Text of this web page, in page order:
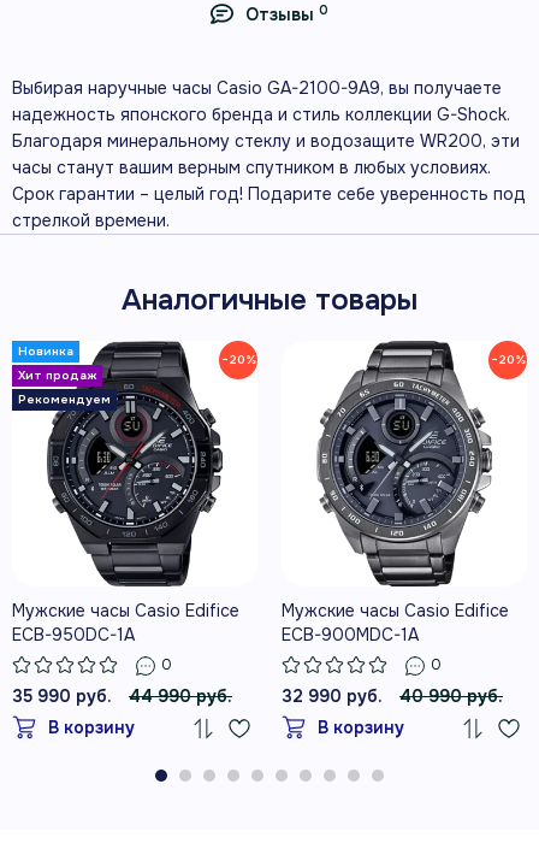
Отзывы 0
Выбирая наручные часы Casio GA-2100-9A9, вы получаете
надежность японского бренда и стиль коллекции G-Shock.
Благодаря минеральному стеклу и водозащите WR200, эти
часы станут вашим верным спутником в любых условиях.
Срок гарантии – целый год! Подарите себе уверенность под
стрелкой времени.
Аналогичные товары
−20%
Мужские часы Casio Edifice
ECB-950DC-1A
0
35 990 руб.
44 990 руб.
В корзину
−20%
Мужские часы Casio Edifice
ECB-900MDC-1A
0
32 990 руб.
40 990 руб.
В корзину